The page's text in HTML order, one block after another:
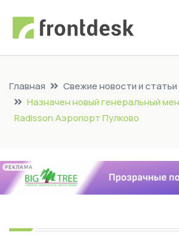
Главная
Свежие новости и статьи
Назначен новый генеральный
Radisson Аэропорт Пулково
РЕКЛАМА